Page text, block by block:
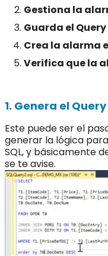
Gestiona la
Guarda el Query
Crea la alarma
Verifica que la
1. Genera el Query
Este puede ser el
generar la lógica
SQL, y básicamente
se te avise.